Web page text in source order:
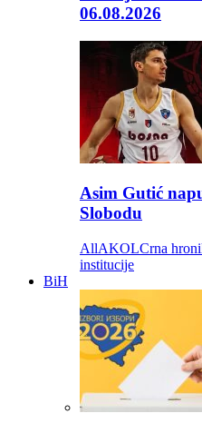
06.08.2026
Asim Gutić
Slobodu
AllAKOLCrna
institucije
BiH